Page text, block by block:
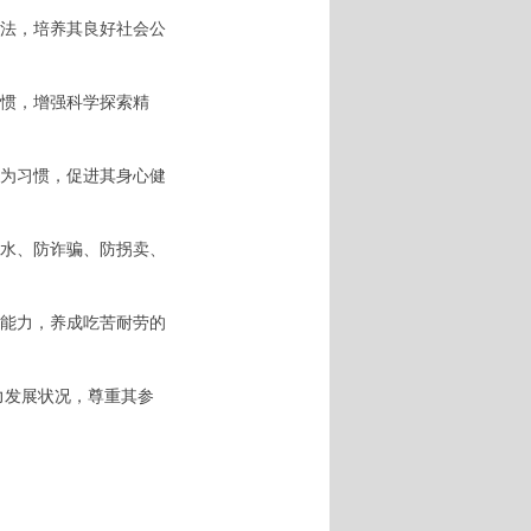
，培养其良好社会公
，增强科学探索精
习惯，促进其身心健
、防诈骗、防拐卖、
力，养成吃苦耐劳的
展状况，尊重其参